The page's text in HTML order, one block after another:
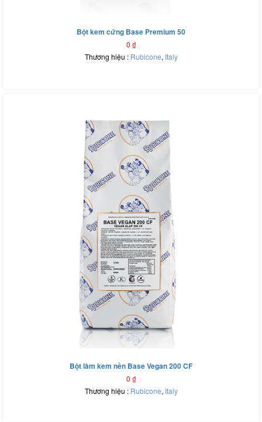
Bột kem cứng Base Premium 50
0 ₫
Thương hiệu : Rubicone, Italy
Bột làm kem nền Base Vegan 200 CF
0 ₫
Thương hiệu : Rubicone, Italy